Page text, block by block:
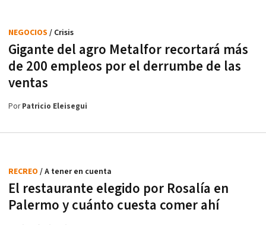
Gigante del agro Metalfor recortará más
de 200 empleos por el derrumbe de las
ventas
NEGOCIOS / Crisis
PorPatricio Eleisegui
El restaurante elegido por Rosalía en
Palermo y cuánto cuesta comer ahí
RECREO / A tener en cuenta